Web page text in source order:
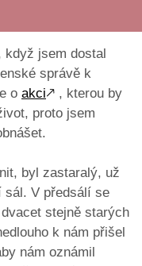
když jsem dostal
správě k
o akci🡕 , kterou by
proto jsem
byl zastaralý, už
sál. V předsálí se
stejně starých
k nám přišel
nám oznámil